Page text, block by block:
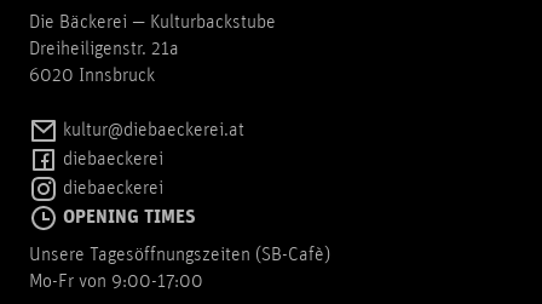
Die Bäckerei — Kulturbackstube
Dreiheiligenstr. 21a
6020 Innsbruck
kultur@diebaeckerei.at
diebaeckerei
diebaeckerei
OPENING TIMES
Unsere Tagesöffnungszeiten (SB-Cafè)
Mo-Fr von 9:00-17:00